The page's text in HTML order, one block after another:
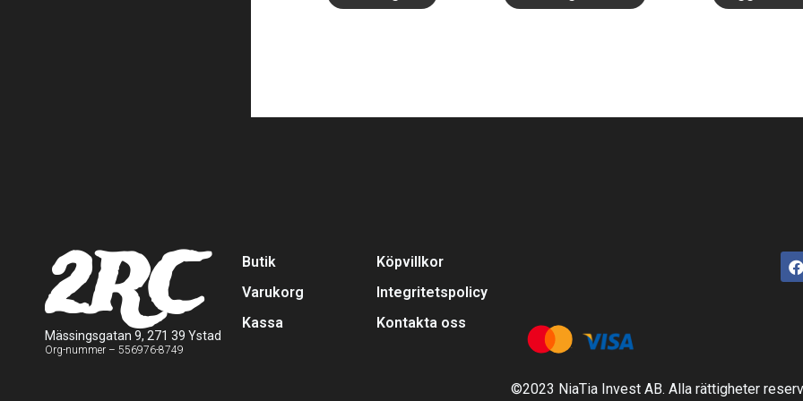
2RC
Mässingsgatan 9, 271 39 Ystad
Org-nummer – 556976-8749
Butik
Varukorg
Kassa
Köpvillkor
Integritetspolicy
Kontakta oss
©2023 NiaTia Invest AB. Alla rättigheter